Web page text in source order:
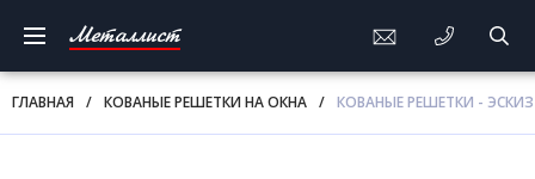
Металлист
ГЛАВНАЯ / КОВАНЫЕ РЕШЕТКИ НА ОКНА / КОВАНЫЕ РЕШЕТКИ -